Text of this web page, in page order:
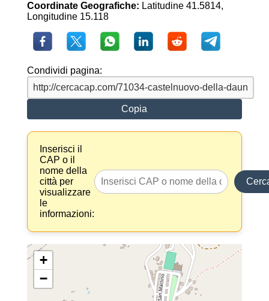
Coordinate Geografiche: Latitudine 41.5814,
Longitudine 15.118
Condividi pagina:
Copia
Inserisci il
CAP o il
nome della
città per
visualizzare
le
informazioni:
+
−